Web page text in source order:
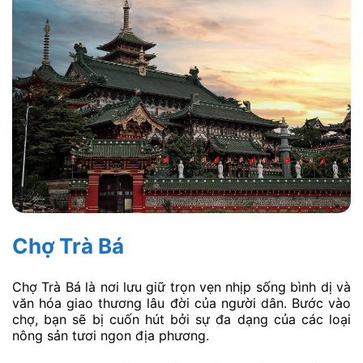
Chợ Trà Bá
Chợ Trà Bá là nơi lưu giữ trọn vẹn nhịp sống bình dị và
văn hóa giao thương lâu đời của người dân. Bước vào
chợ, bạn sẽ bị cuốn hút bởi sự đa dạng của các loại
nông sản tươi ngon địa phương.